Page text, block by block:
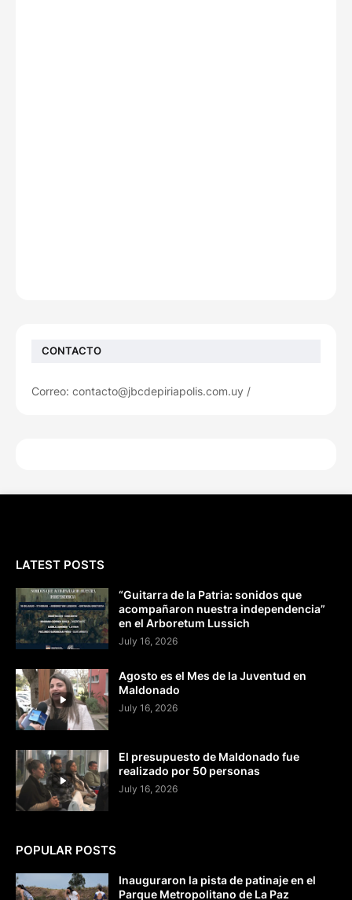
CONTACTO
Correo: contacto@jbcdepiriapolis.com.uy /
LATEST POSTS
“Guitarra de la Patria: sonidos que
acompañaron nuestra independencia”
en el Arboretum Lussich
July 16, 2026
Agosto es el Mes de la Juventud en
Maldonado
July 16, 2026
El presupuesto de Maldonado fue
realizado por 50 personas
July 16, 2026
POPULAR POSTS
Inauguraron la pista de patinaje en el
Parque Metropolitano de La Paz